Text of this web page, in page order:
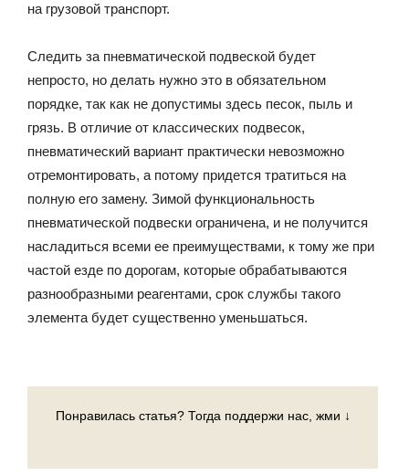
на грузовой транспорт.
Следить за пневматической подвеской будет
непросто, но делать нужно это в обязательном
порядке, так как не допустимы здесь песок, пыль и
грязь. В отличие от классических подвесок,
пневматический вариант практически невозможно
отремонтировать, а потому придется тратиться на
полную его замену. Зимой функциональность
пневматической подвески ограничена, и не получится
насладиться всеми ее преимуществами, к тому же при
частой езде по дорогам, которые обрабатываются
разнообразными реагентами, срок службы такого
элемента будет существенно уменьшаться.
Понравилась статья? Тогда поддержи нас, жми ↓